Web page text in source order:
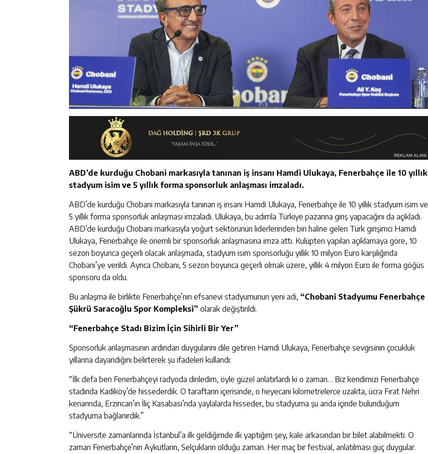
ABD’de kurduğu Chobani markasıyla tanınan iş insanı Hamdi Ulukaya, Fenerbahçe ile 10 yıllık
stadyum isim ve 5 yıllık forma sponsorluk anlaşması imzaladı.
ABD’de kurduğu Chobani markasıyla tanınan iş insanı Hamdi Ulukaya, Fenerbahçe ile 10 yıllık stadyum isim ve
5 yıllık forma sponsorluk anlaşması imzaladı. Ulukaya, bu adımla Türkiye pazarına giriş yapacağını da açıkladı.
ABD’de kurduğu Chobani markasıyla yoğurt sektörünün liderlerinden biri haline gelen Türk girişimci Hamdi
Ulukaya, Fenerbahçe ile önemli bir sponsorluk anlaşmasına imza attı. Kulüpten yapılan açıklamaya göre, 10
sezon boyunca geçerli olacak anlaşmada, stadyum isim sponsorluğu yıllık 10 milyon Euro karşılığında
Chobani’ye verildi. Ayrıca Chobani, 5 sezon boyunca geçerli olmak üzere, yıllık 4 milyon Euro ile forma göğüs
sponsoru da oldu.
Bu anlaşma ile birlikte Fenerbahçe’nin efsanevi stadyumunun yeni adı, “Chobani Stadyumu Fenerbahçe
Şükrü Saracoğlu Spor Kompleksi” olarak değiştirildi.
“Fenerbahçe Stadı Bizim İçin Sihirli Bir Yer”
Sponsorluk anlaşmasının ardından duygularını dile getiren Hamdi Ulukaya, Fenerbahçe sevgisinin çocukluk
yıllarına dayandığını belirterek şu ifadeleri kullandı:
“İlk defa ben Fenerbahçeyi radyoda dinledim, öyle güzel anlatırlardı ki o zaman… Biz kendimizi Fenerbahçe
stadında Kadıköy’de hissederdik. O taraftarın içerisinde, o heyecanı kilometrelerce uzakta, ücra Fırat Nehri
kenarında, Erzincan’ın İliç Kasabası’nda yaylalarda hisseder, bu stadyuma şu anda içinde bulunduğum
stadyuma bağlanırdık.”
“Üniversite zamanlarında İstanbul’a ilk geldiğimde ilk yaptığım şey, kale arkasından bir bilet alabilmekti. O
zaman Fenerbahçe’nin Aykutların, Selçukların olduğu zaman. Her maç bir festival, anlatılması güç duygular.